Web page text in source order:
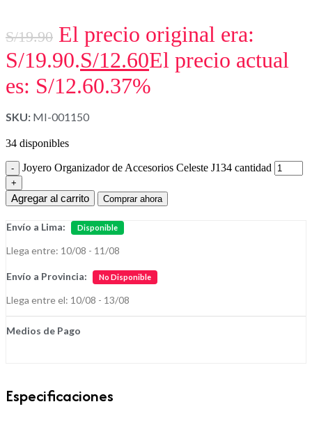
S/19.90 El precio original era:
S/19.90.S/12.60El precio actual
es: S/12.60.37%
SKU: MI-001150
34 disponibles
Joyero Organizador de Accesorios Celeste J134 cantidad
Agregar al carrito Comprar ahora
Envío a Lima: Disponible
Llega entre: 10/08 - 11/08
Envío a Provincia: No Disponible
Llega entre el: 10/08 - 13/08
Medios de Pago
Especificaciones